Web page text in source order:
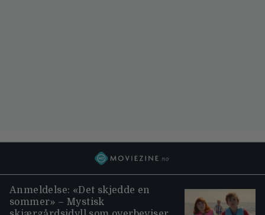
Anmeldelse: «Det skjedde en
sommer» – Mystisk